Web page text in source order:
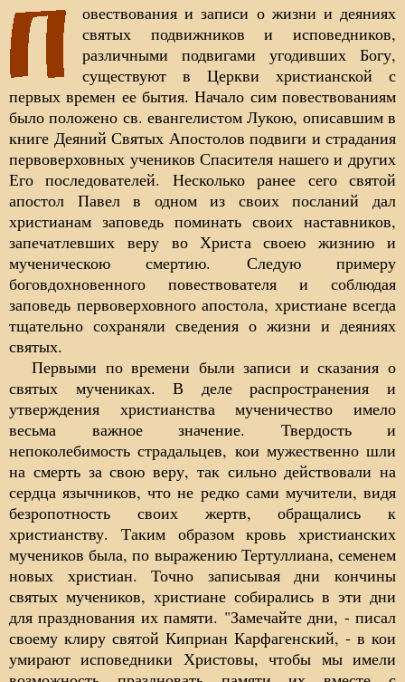
овествования и записи о жизни и деяниях
святых подвижников и исповедников,
различными подвигами угодивших Богу,
существуют в Церкви христианской с
первых времен ее бытия. Начало сим повествованиям
было положено св. евангелистом Лукою, описавшим в
книге Деяний Святых Апостолов подвиги и страдания
первоверховных учеников Спасителя нашего и других
Его последователей. Несколько ранее сего святой
апостол Павел в одном из своих посланий дал
христианам заповедь поминать своих наставников,
запечатлевших веру во Христа своею жизнию и
мученическою смертию. Следую примеру
боговдохновенного повествователя и соблюдая
заповедь первоверховного апостола, христиане всегда
тщательно сохраняли сведения о жизни и деяниях
святых.
Первыми по времени были записи и сказания о
святых мучениках. В деле распространения и
утверждения христианства мученичество имело
весьма важное значение. Твердость и
непоколебимость страдальцев, кои мужественно шли
на смерть за свою веру, так сильно действовали на
сердца язычников, что не редко сами мучители, видя
безропотность своих жертв, обращались к
христианству. Таким образом кровь христианских
мучеников была, по выражению Тертуллиана, семенем
новых христиан. Точно записывая дни кончины
святых мучеников, христиане собирались в эти дни
для празднования их памяти. "Замечайте дни, - писал
своему клиру святой Киприан Карфагенский, - в кои
умирают исповедники Христовы, чтобы мы имели